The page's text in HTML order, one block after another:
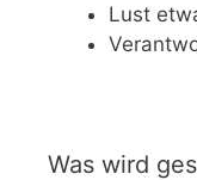
Lust
Was wird